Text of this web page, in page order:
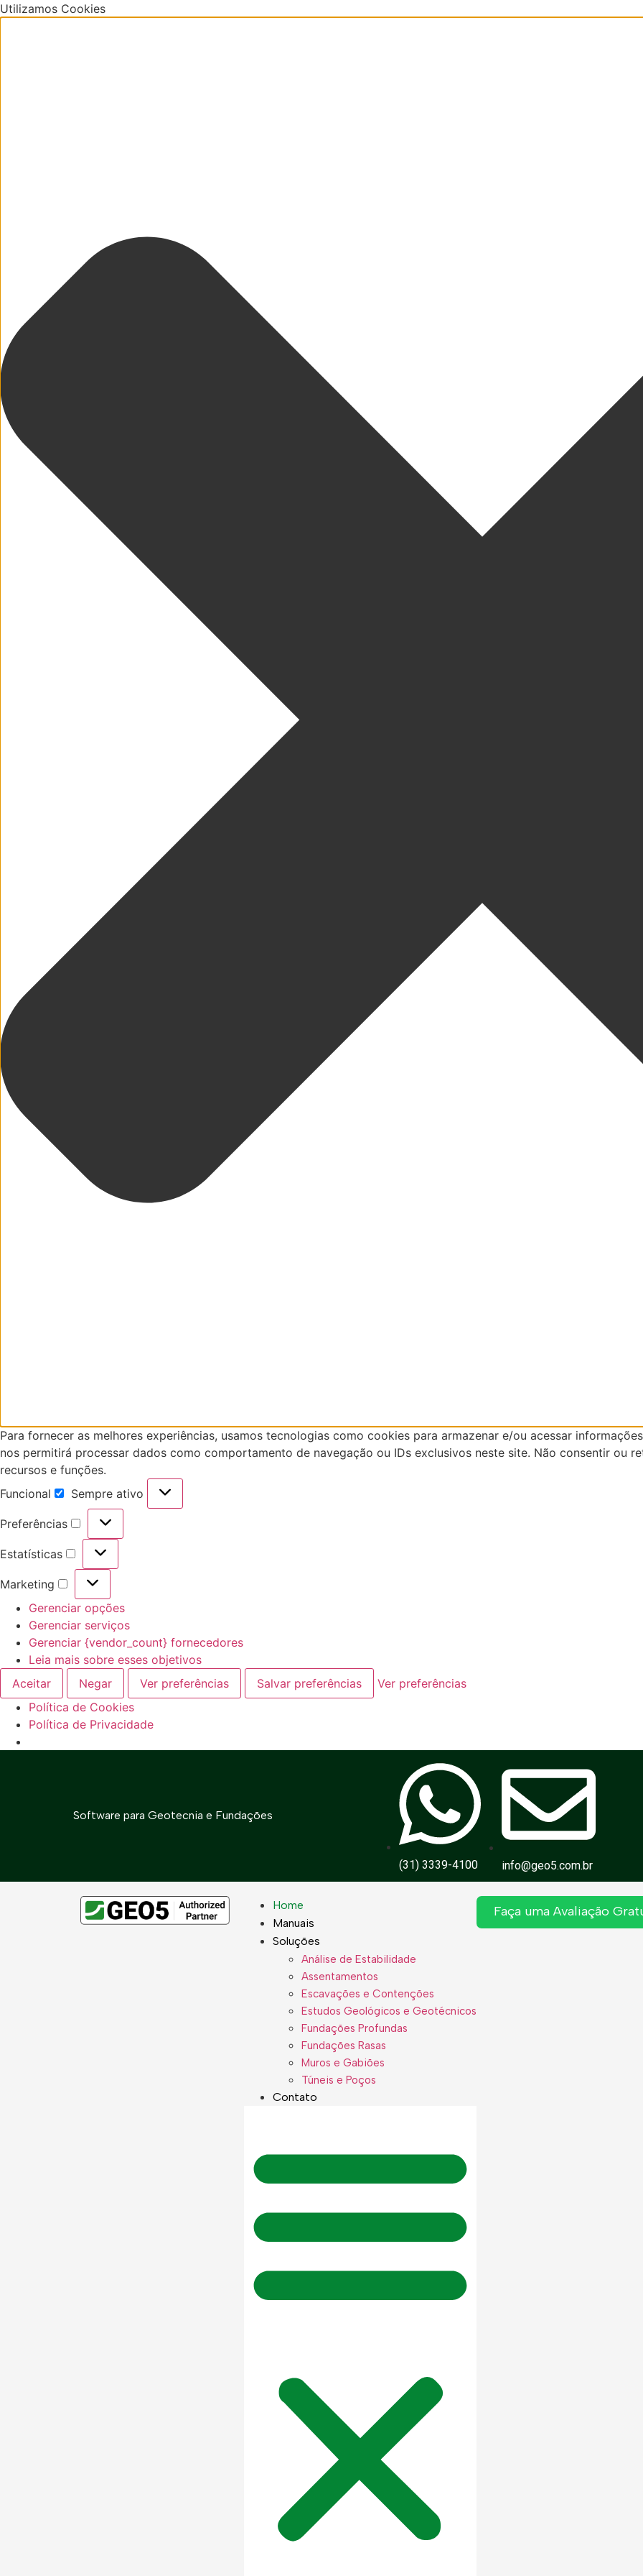
Utilizamos Cookies
Para fornecer as melhores experiências, usamos tecnologias como cookies para armazenar e/ou acessar
nos permitirá processar dados como comportamento de navegação ou IDs exclusivos neste site. Não consentir ou
recursos e funções.
Funcional
Sempre ativo
Preferências
Estatísticas
Marketing
Gerenciar opções
Gerenciar serviços
Gerenciar {vendor_count} fornecedores
Leia mais sobre esses objetivos
Aceitar
Negar Ver preferências Salvar preferências
Ver preferências
Política de Cookies
Política de Privacidade
Software para Geotecnia e Fundações
(31) 3339-4100 info@geo5.com.br
Home
Manuais
Soluções
Análise de Estabilidade
Assentamentos
Escavações e Contenções
Estudos Geológicos e Geotécnicos
Fundações Profundas
Fundações Rasas
Muros e Gabiões
Túneis e Poços
Contato
Faça uma Avaliação